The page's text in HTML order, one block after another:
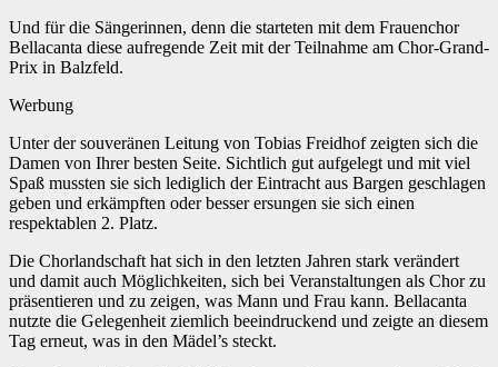
Und für die Sängerinnen, denn die starteten mit dem Frauenchor
Bellacanta diese aufregende Zeit mit der Teilnahme am Chor-Grand-
Prix in Balzfeld.
Werbung
Unter der souveränen Leitung von Tobias Freidhof zeigten sich die
Damen von Ihrer besten Seite. Sichtlich gut aufgelegt und mit viel
Spaß mussten sie sich lediglich der Eintracht aus Bargen geschlagen
geben und erkämpften oder besser ersungen sie sich einen
respektablen 2. Platz.
Die Chorlandschaft hat sich in den letzten Jahren stark verändert
und damit auch Möglichkeiten, sich bei Veranstaltungen als Chor zu
präsentieren und zu zeigen, was Mann und Frau kann. Bellacanta
nutzte die Gelegenheit ziemlich beeindruckend und zeigte an diesem
Tag erneut, was in den Mädel’s steckt.